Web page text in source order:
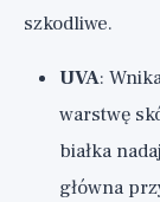
szkodliwe.
UVA:
warstwę
białka
główna